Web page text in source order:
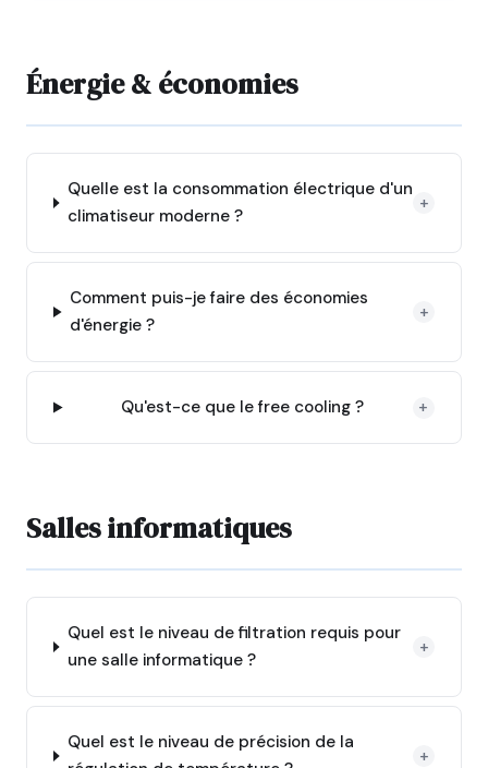
Énergie & économies
Quelle est la consommation électrique d'un
climatiseur moderne ?
+
Comment puis-je faire des économies
d'énergie ?
+
Qu'est-ce que le free cooling ? +
Salles informatiques
Quel est le niveau de filtration requis pour
une salle informatique ?
+
Quel est le niveau de précision de la
+